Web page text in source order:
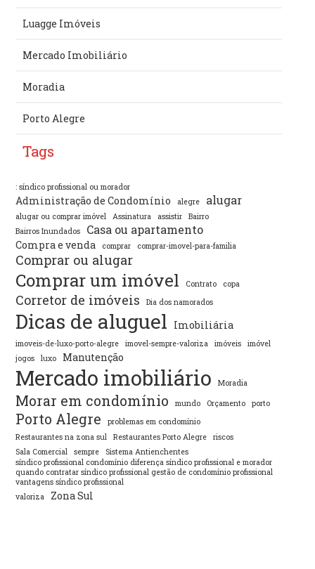
Luagge Imóveis
Mercado Imobiliário
Moradia
Porto Alegre
Tags
: síndico profissional ou morador
Administração de Condomínio alegre alugar
alugar ou comprar imóvel Assinatura assistir
Bairro
Bairros Inundados
Casa ou apartamento
Compra e venda comprar comprar-imovel-para-familia
Comprar ou alugar
Comprar um imóvel Contrato copa
Corretor de imóveis Dia dos namorados
Dicas de aluguel Imobiliária
imoveis-de-luxo-porto-alegre imovel-sempre-valoriza imóveis
imóvel
jogos
luxo Manutenção
Mercado imobiliário Moradia
Morar em condomínio mundo Orçamento porto
Porto Alegre
problemas em condomínio
Restaurantes na zona sul
Restaurantes Porto Alegre
riscos
Sala Comercial
sempre
Sistema Antienchentes
síndico profissional condomínio diferença síndico profissional e morador
quando contratar síndico profissional gestão de condomínio profissional
vantagens síndico profissional
valoriza
Zona Sul